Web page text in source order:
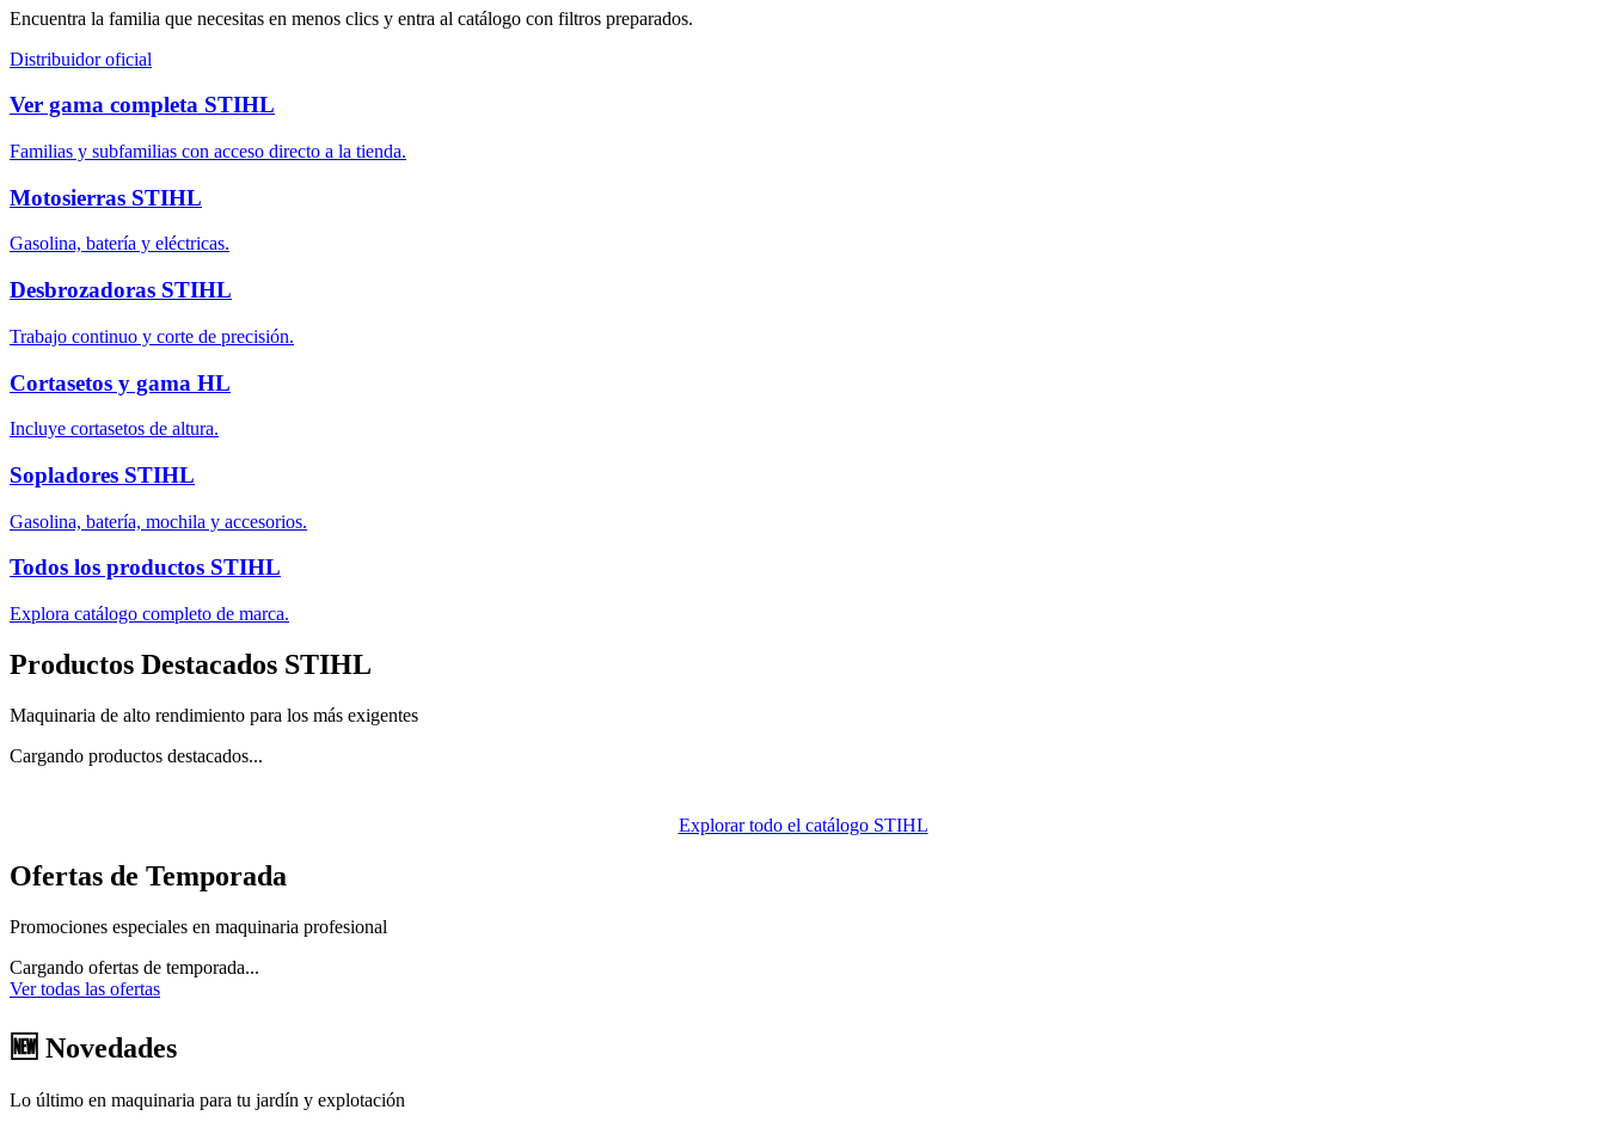
Encuentra la familia que necesitas en menos clics y entra al catálogo con filtros preparados.
Distribuidor oficial
Ver gama completa STIHL
Familias y subfamilias con acceso directo a la tienda.
Motosierras STIHL
Gasolina, batería y eléctricas.
Desbrozadoras STIHL
Trabajo continuo y corte de precisión.
Cortasetos y gama HL
Incluye cortasetos de altura.
Sopladores STIHL
Gasolina, batería, mochila y accesorios.
Todos los productos STIHL
Explora catálogo completo de marca.
Productos Destacados STIHL
Maquinaria de alto rendimiento para los más exigentes
Cargando productos destacados...
Explorar todo el catálogo STIHL
Ofertas de Temporada
Promociones especiales en maquinaria profesional
Cargando ofertas de temporada...
Ver todas las ofertas
🆕 Novedades
Lo último en maquinaria para tu jardín y explotación